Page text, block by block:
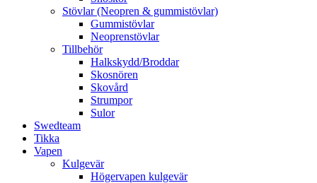
Stövlar (Neopren & gummistövlar)
Gummistövlar
Neoprenstövlar
Tillbehör
Halkskydd/Broddar
Skosnören
Skovård
Strumpor
Sulor
Swedteam
Tikka
Vapen
Kulgevär
Högervapen kulgevär